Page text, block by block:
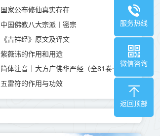
国家公布修仙真实存在
中国佛教八大宗派丨密宗
《吉祥经》原文及译文
紫薇讳的作用和用途
简体注音｜大方广佛华严经（全81卷·莲唤恭诵）
五雷符的作用与功效
服务热线
微信咨询
返回顶部